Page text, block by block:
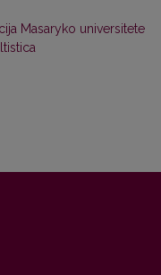
Masaryko universitete